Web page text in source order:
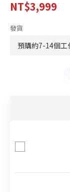
NT$3,999
發貨